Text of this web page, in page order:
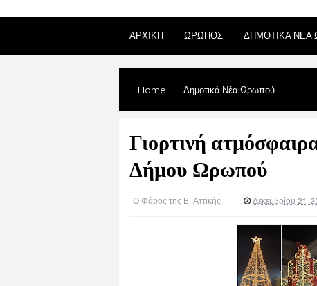
ΑΡΧΙΚΗ ΩΡΩΠΟΣ ΔΗΜΟΤΙΚΑ ΝΕΑ
Home Δημοτικά Νέα Ωρωπού
Γιορτινή
Δήμου Ωρωπού
Ο Φάρος της Β. Αττικής Δεκεμβρίου 21,